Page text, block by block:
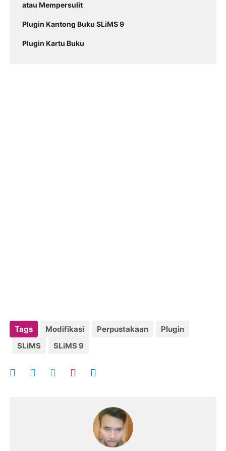
atau Mempersulit
Plugin Kantong Buku SLiMS 9
Plugin Kartu Buku
Tags Modifikasi Perpustakaan
Plugin
SLiMS
SLiMS 9